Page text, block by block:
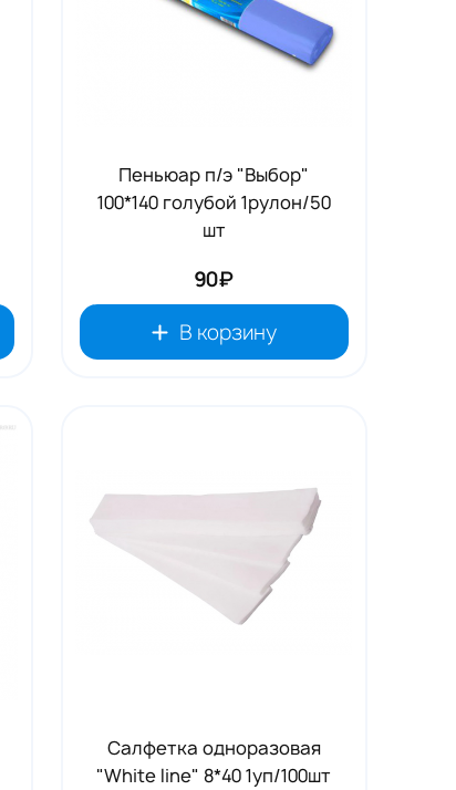
Пеньюар п/э "Выбор"
100*140 голубой 1рулон/50
шт
90₽
В корзину
Салфетка одноразовая
"White line" 8*40 1уп/100шт